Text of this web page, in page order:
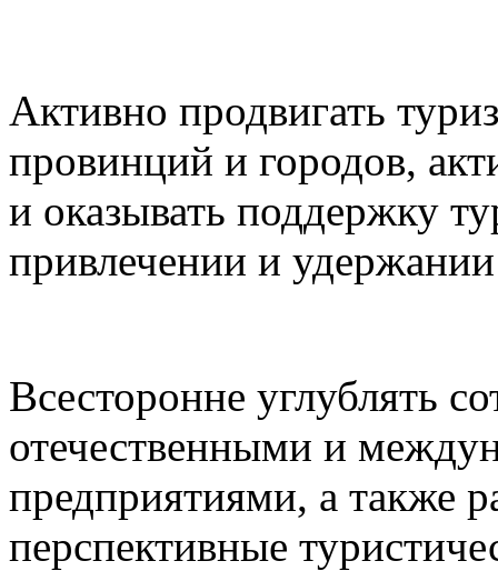
Активно продвигать
провинций и городов,
и оказывать поддержку
привлечении и
Всесторонне углублять
отечественными и
предприятиями, а также
перспективные